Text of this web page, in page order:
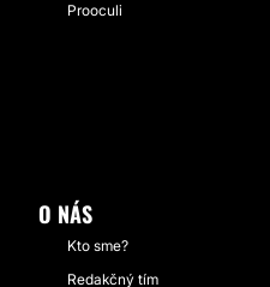
Prooculi
O NÁS
Kto sme?
Redakčný tím